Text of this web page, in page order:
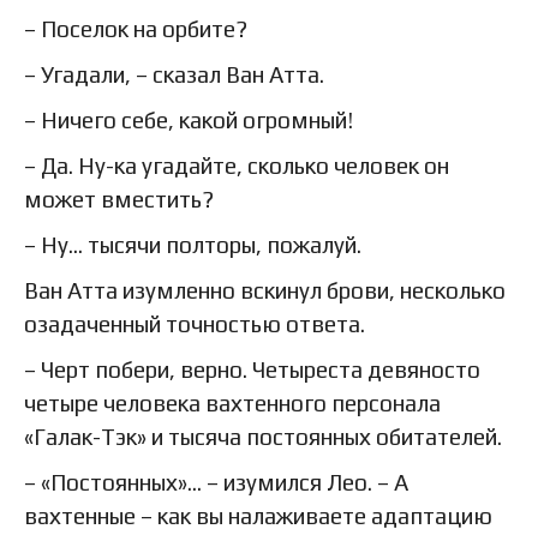
– Поселок на орбите?
– Угадали, – сказал Ван Атта.
– Ничего себе, какой огромный!
– Да. Ну-ка угадайте, сколько человек он
может вместить?
– Ну… тысячи полторы, пожалуй.
Ван Атта изумленно вскинул брови, несколько
озадаченный точностью ответа.
– Черт побери, верно. Четыреста девяносто
четыре человека вахтенного персонала
«Галак-Тэк» и тысяча постоянных обитателей.
– «Постоянных»… – изумился Лео. – А
вахтенные – как вы налаживаете адаптацию